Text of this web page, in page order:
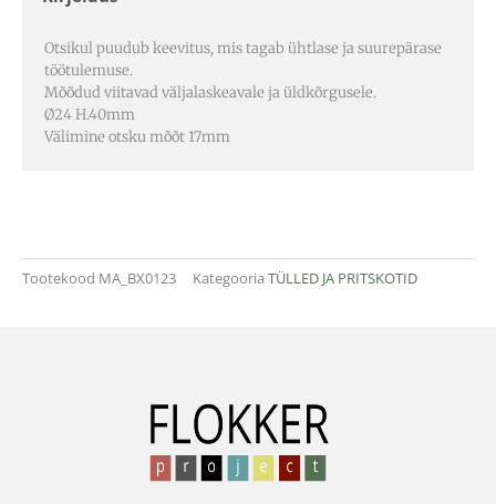
Otsikul puudub keevitus, mis tagab ühtlase ja suurepärase
töötulemuse.
Mõõdud viitavad väljalaskeavale ja üldkõrgusele.
Ø24 H.40mm
Välimine otsku mõõt 17mm
Tootekood MA_BX0123 Kategooria TÜLLED JA PRITSKOTID